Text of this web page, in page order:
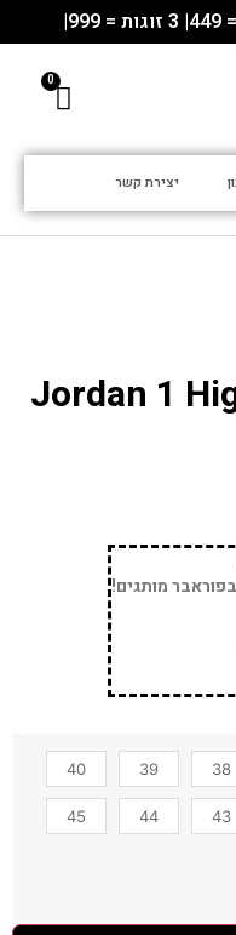
יצירת קשר
Jordan 1
מותגים!
38
39
40
43
44
45